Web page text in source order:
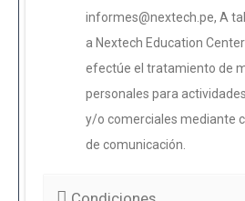
informes@nextech.pe, A
a Nextech Education
efectúe el tratamiento de
personales para
y/o comerciales mediante
de comunicación.